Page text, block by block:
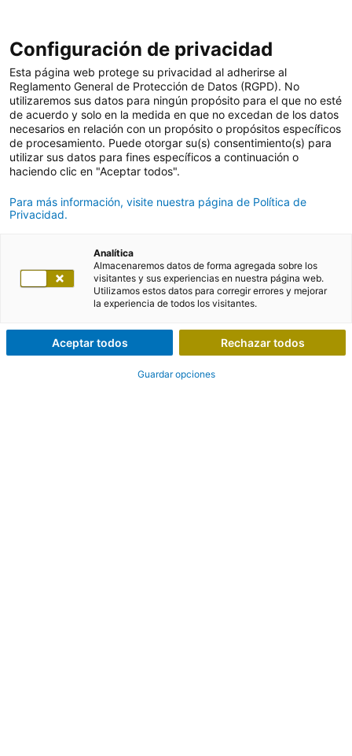
Configuración de privacidad
Esta página web protege su privacidad al adherirse al
Reglamento General de Protección de Datos (RGPD). No
utilizaremos sus datos para ningún propósito para el que no esté
de acuerdo y solo en la medida en que no excedan de los datos
necesarios en relación con un propósito o propósitos específicos
de procesamiento. Puede otorgar su(s) consentimiento(s) para
utilizar sus datos para fines específicos a continuación o
haciendo clic en "Aceptar todos".
Para más información, visite nuestra página de Política de
Privacidad.
Analítica
Almacenaremos datos de forma agregada sobre los
visitantes y sus experiencias en nuestra página web.
Utilizamos estos datos para corregir errores y mejorar
la experiencia de todos los visitantes.
Aceptar todos Rechazar todos
Guardar opciones